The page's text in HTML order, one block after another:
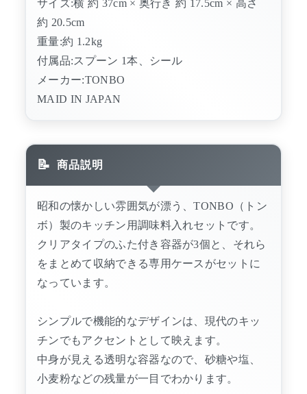
サイズ:横 約 37cm × 奥行き 約 17.5cm × 高さ
約 20.5cm
重量:約 1.2kg
付属品:スプーン 1本、シール
メーカー:TONBO
MAID IN JAPAN
商品説明
昭和の懐かしい雰囲気が漂う、TONBO（トン
ボ）製のキッチン用調味料入れセットです。
クリアタイプのふた付き容器が3個と、それら
をまとめて収納できる専用ケースがセットに
なっています。
シンプルで機能的なデザインは、現代のキッ
チンでもアクセントとして映えます。
中身が見える透明な容器なので、砂糖や塩、
小麦粉などの残量が一目でわかります。